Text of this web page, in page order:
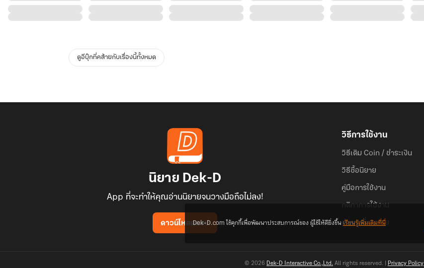
ดูอีบุ๊กที่คล้ายกับเรื่องนี้ทั้งหมด
นิยาย Dek-D
App ที่จะทำให้คุณอ่านนิยายจนวางมือถือไม่ลง!
ดาวน์โหลดแอป
วิธีการใช้งาน
วิธีเติม Coin / ชำระเงิน
วิธีซื้อนิยาย
คู่มือการใช้งาน
กติกาการใช้งาน
คำถามที่พบบ่อย
© 2026 Dek-D Interactive Co.,Ltd. All rights reserved. | Privacy Policy
Dek-D.com ใช้คุกกี้เพื่อพัฒนาประสบการณ์ของ ผู้ใช้ให้ดียิ่งขึ้นเรียนรู้เพิ่มเติมที่นี่